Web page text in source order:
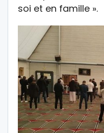
soi et en famille ».